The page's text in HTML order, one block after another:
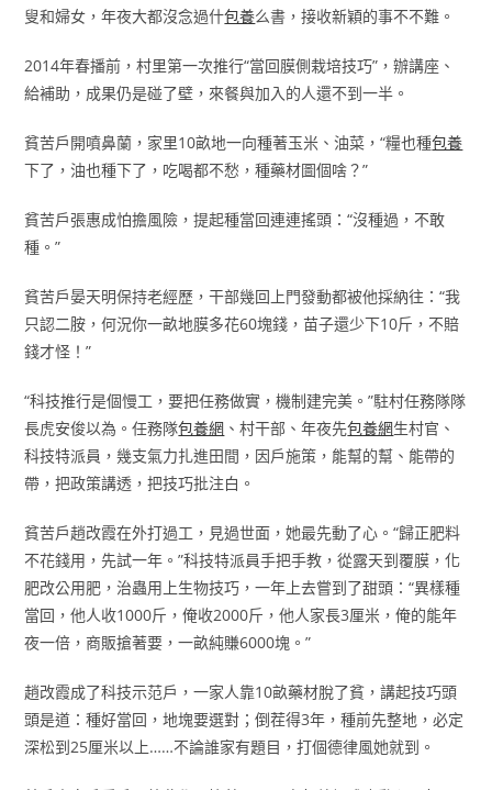
叟和婦女，年夜大都沒念過什包養么書，接收新穎的事不不難。
2014年春播前，村里第一次推行“當回膜側栽培技巧”，辦講座、
給補助，成果仍是碰了壁，來餐與加入的人還不到一半。
貧苦戶開噴鼻蘭，家里10畝地一向種著玉米、油菜，“糧也種包養
下了，油也種下了，吃喝都不愁，種藥材圖個啥？”
貧苦戶張惠成怕擔風險，提起種當回連連搖頭：“沒種過，不敢
種。”
貧苦戶晏天明保持老經歷，干部幾回上門發動都被他採納往：“我
只認二胺，何況你一畝地膜多花60塊錢，苗子還少下10斤，不賠
錢才怪！”
“科技推行是個慢工，要把任務做實，機制建完美。”駐村任務隊隊
長虎安俊以為。任務隊包養網 、村干部、年夜先包養網生村官、
科技特派員，幾支氣力扎進田間，因戶施策，能幫的幫、能帶的
帶，把政策講透，把技巧批注白。
貧苦戶趙改霞在外打過工，見過世面，她最先動了心。“歸正肥料
不花錢用，先試一年。”科技特派員手把手教，從露天到覆膜，化
肥改公用肥，治蟲用上生物技巧，一年上去嘗到了甜頭：“異樣種
當回，他人收1000斤，俺收2000斤，他人家長3厘米，俺的能年
夜一倍，商販搶著要，一畝純賺6000塊。”
趙改霞成了科技示范戶，一家人靠10畝藥材脫了貧，講起技巧頭
頭是道：種好當回，地塊要選對；倒茬得3年，種前先整地，必定
深松到25厘米以上……不論誰家有題目，打個德律風她就到。